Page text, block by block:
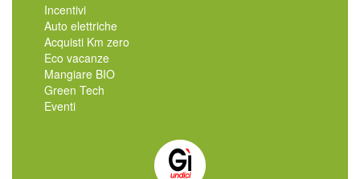
Incentivi
Auto elettriche
Acquisti Km zero
Eco vacanze
Mangiare BIO
Green Tech
Eventi